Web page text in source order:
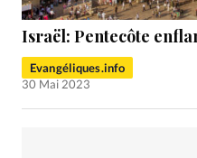
Israël: Pentecôte
Evangéliques.info
30 Mai 2023